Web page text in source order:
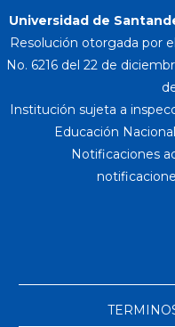
Universidad de
Resolución otorgada por
No. 6216 del 22 de
Institución sujeta a
Educación
Notificaciones